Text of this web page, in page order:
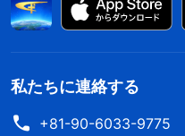
私たちに連絡する
+81-90-6033-9775